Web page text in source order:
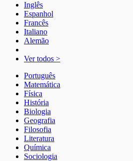
Inglês
Espanhol
Francês
Italiano
Alemão
Ver todos >
Português
Matemática
Física
História
Biologia
Geografia
Filosofia
Literatura
Química
Sociologia